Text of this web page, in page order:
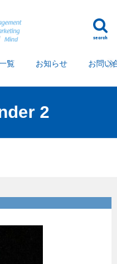
search
覧 お知らせ お問い
2